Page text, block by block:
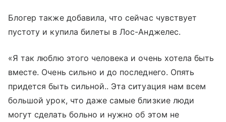
Блогер также добавила, что сейчас чувствует
пустоту и купила билеты в Лос-Анджелес.
«Я так люблю этого человека и очень хотела быть
вместе. Очень сильно и до последнего. Опять
придется быть сильной.. Эта ситуация нам всем
большой урок, что даже самые близкие люди
могут сделать больно и нужно об этом не